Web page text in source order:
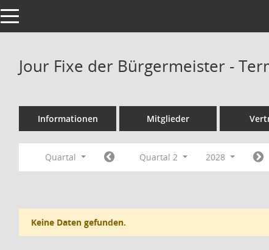
Toggle navigation
Jour Fixe der Bürgermeister -
Informationen Mitglieder
Quartal Quartal 2 2028
Keine Daten gefunden.